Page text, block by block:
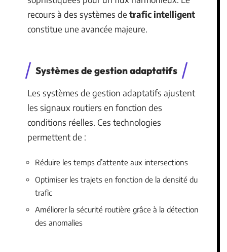
recours à des systèmes de trafic intelligent
constitue une avancée majeure.
Systèmes de gestion adaptatifs
Les systèmes de gestion adaptatifs ajustent
les signaux routiers en fonction des
conditions réelles. Ces technologies
permettent de :
Réduire les temps d’attente aux intersections
Optimiser les trajets en fonction de la densité du
trafic
Améliorer la sécurité routière grâce à la détection
des anomalies